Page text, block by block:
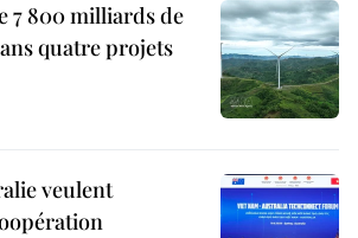
7 800 milliards de
quatre projets
veulent